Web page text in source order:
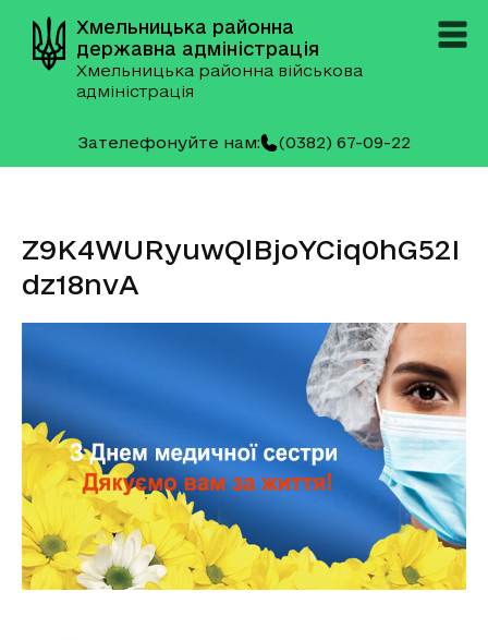
Хмельницька районна
державна адміністрація
Хмельницька районна військова
адміністрація
Зателефонуйте нам: (0382) 67-09-22
Z9K4WURyuwQlBjoYCiq0hG52I
dz18nvA